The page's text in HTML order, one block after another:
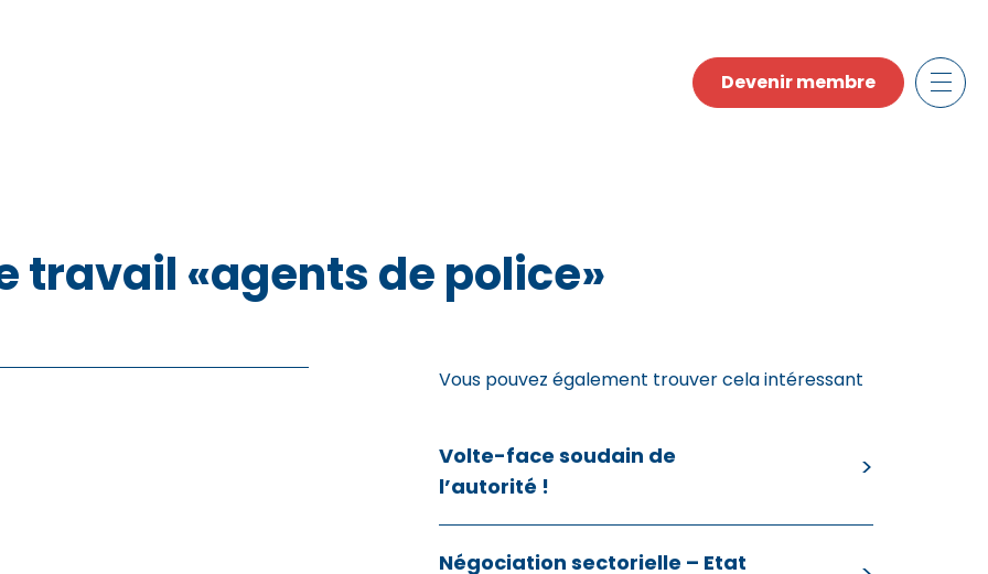
Devenir membre
travail «agents de police»
Vous pouvez également trouver cela intéressant
Volte-face soudain de
l’autorité !
Négociation sectorielle – Etat